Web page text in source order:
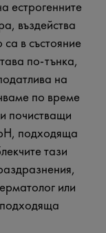
естрогенните
въздейства
са в състояние
по-тънка,
на
по време
почистващи
подходяща
тази
или